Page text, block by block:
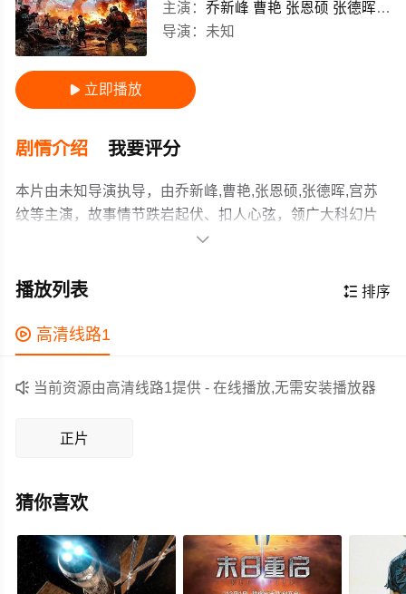
主演： 乔新峰 曹艳 张恩硕 张德晖 宫
导演： 未知
 立即播放
剧情介绍 我要评分
本片由未知导演执导，由乔新峰,曹艳,张恩硕,张德晖,宫苏
纹等主演，故事情节跌岩起伏、扣人心弦，领广大科幻片
爱好者和观众们都期待不已。
心智脑”，旨在复原古生物生态。因儿子(张恩硕饰演)重病
合作，将AI用于建造赛博机械乐园；余书则携子离开，坚
信技术不应沦为娱乐工具。多年后为救子，余书登岛交出
原始代码。不料程序遭窃，机械巨兽失控暴走。危机关
代码，关闭系统，阻止灾难。离岛后，他们发现何叔留下
的代码备份与医疗资源。儿子康复后，将这段经历写成小
作为一部 上映的科幻电影，在当期同类题材影片中具有一
定的看点，在演员表现和剧情架构上也都有不错的亮点，
剧情紧凑，角色塑造鲜明，适合喜欢科幻类电影的观众观

 排序
播放列表
 高清线路1
 当前资源由高清线路1提供 - 在线播放,无需安装播放器
正片
猜你喜欢